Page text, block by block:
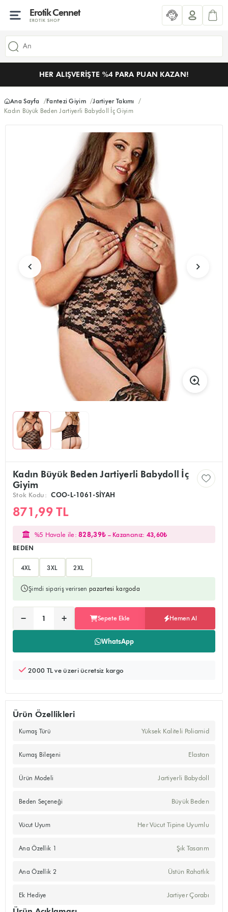
Erotik Cennet
EROTIK SHOP
HER ALIŞVERIŞTE %4 PARA PUAN KAZAN!
Ana Sayfa Fantezi Giyim
Jartiyer Takımı
Kadın Büyük Beden Jartiyerli Babydoll İç Giyim
Kadın Büyük Beden Jartiyerli Babydoll İç
Giyim
Stok Kodu: COO-L-1061-SİYAH
871,99 TL
%5 Havale ile:828,39₺ – Kazancınız: 43,60₺
BEDEN
4XL 3XL 2XL
Şimdi sipariş verirsen pazartesi kargoda
Adet:
− + Sepete Ekle Hemen Al
WhatsApp
Ürünü sepete ekler, alışverişe devam edebilirsiniz
Doğrudan ödeme sayfasına yönlendirir
2000 TL ve üzeri ücretsiz kargo
Ürün Özellikleri
Kumaş Türü Yüksek Kaliteli Poliamid
Kumaş Bileşeni Elastan
Ürün Modeli Jartiyerli Babydoll
Beden Seçeneği Büyük Beden
Vücut Uyum Her Vücut Tipine Uyumlu
Ana Özellik 1 Şık Tasarım
Ana Özellik 2 Üstün Rahatlık
Ek Hediye Jartiyer Çorabı